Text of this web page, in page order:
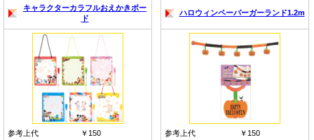
キャラクターカラフルおえかきボー
ド
参考上代
￥150
ハロウィンペーパーガーランド1.2m
参考上代
￥150